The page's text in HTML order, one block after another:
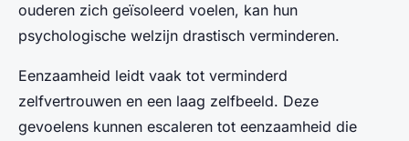
ouderen zich geïsoleerd voelen, kan hun
psychologische welzijn drastisch verminderen.
Eenzaamheid leidt vaak tot verminderd
zelfvertrouwen en een laag zelfbeeld. Deze
gevoelens kunnen escaleren tot eenzaamheid die